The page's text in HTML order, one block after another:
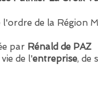
de la Région
par Rénald de PAZ
de l'entreprise, de